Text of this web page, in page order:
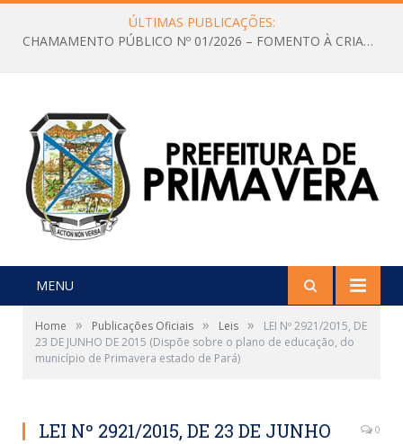
ÚLTIMAS PUBLICAÇÕES:
CHAMAMENTO PÚBLICO Nº 01/2026 – FOMENTO À CRIAÇÃO E A CIRCULAÇÃO DE PRODUÇÕES CULTURAIS – Aldir Blanc
MENU
Home » Publicações Oficiais » Leis »
LEI Nº 2921/2015, DE
23 DE JUNHO DE 2015 (Dispõe sobre o plano de educação, do
município de Primavera estado de Pará)
LEI Nº 2921/2015, DE 23 DE JUNHO
0